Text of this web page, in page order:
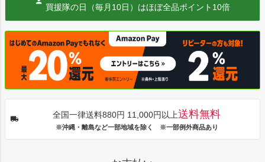
買援隊の日（毎月10日）はほぼ全品ポイント10倍
全国一律送料880円 11,000円以上送料無料
※沖縄・離島など一部地域を除く ※一部例外商品あり